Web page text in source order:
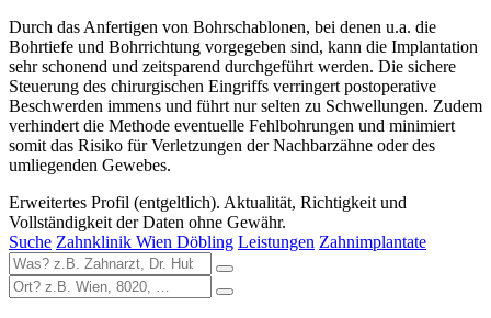
Durch das Anfertigen von Bohrschablonen, bei denen u.a. die
Bohrtiefe und Bohrrichtung vorgegeben sind, kann die Implantation
sehr schonend und zeitsparend durchgeführt werden. Die sichere
Steuerung des chirurgischen Eingriffs verringert postoperative
Beschwerden immens und führt nur selten zu Schwellungen. Zudem
verhindert die Methode eventuelle Fehlbohrungen und minimiert
somit das Risiko für Verletzungen der Nachbarzähne oder des
umliegenden Gewebes.
Erweitertes Profil (entgeltlich). Aktualität, Richtigkeit und
Vollständigkeit der Daten ohne Gewähr.
Suche Zahnklinik Wien Döbling Leistungen Zahnimplantate